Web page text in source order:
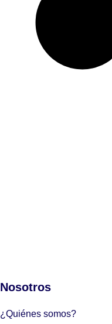
Nosotros
¿Quiénes somos?